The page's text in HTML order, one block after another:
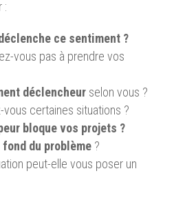
:
ce sentiment ?
vous pas à prendre vos
déclencheur selon vous ?
vous certaines situations ?
bloque vos projets ?
du problème ?
peut-elle vous poser un